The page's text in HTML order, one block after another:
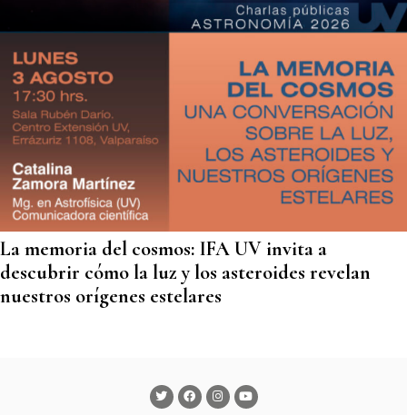
La memoria del cosmos: IFA UV invita a
descubrir cómo la luz y los asteroides revelan
nuestros orígenes estelares